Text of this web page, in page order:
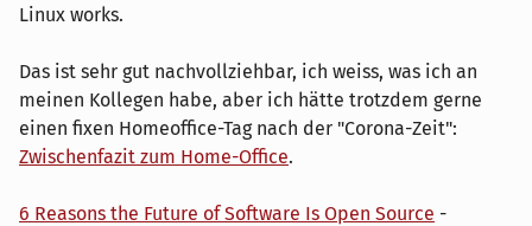
Linux works.
Das ist sehr gut nachvollziehbar, ich weiss, was ich an
meinen Kollegen habe, aber ich hätte trotzdem gerne
einen fixen Homeoffice-Tag nach der "Corona-Zeit":
Zwischenfazit zum Home-Office.
6 Reasons the Future of Software Is Open Source -